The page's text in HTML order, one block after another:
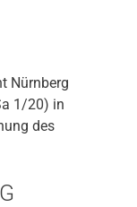
Nürnberg
1/20) in
des